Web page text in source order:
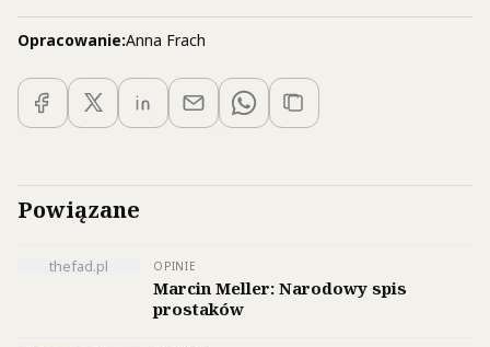
Opracowanie:Anna Frach
Powiązane
thefad.pl OPINIE
Marcin Meller: Narodowy spis
prostaków